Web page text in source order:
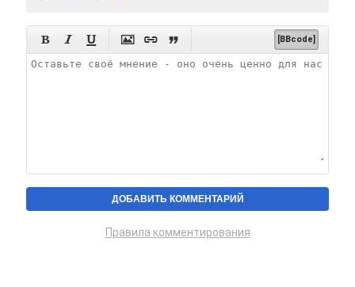
      [BBcode]
Правила комментирования